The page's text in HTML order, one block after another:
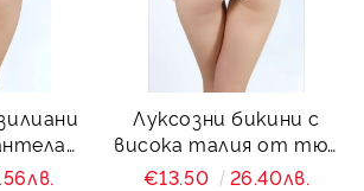
Луксозни бикини с
висока талия от тюл
и дантела Charity
€13.50 26.40лв.